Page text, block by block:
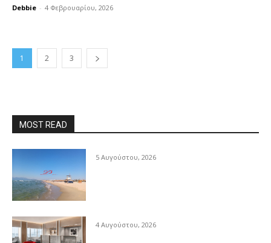
Debbie - 4 Φεβρουαρίου, 2026
1 2 3
MOST READ
5 Αυγούστου, 2026
4 Αυγούστου, 2026